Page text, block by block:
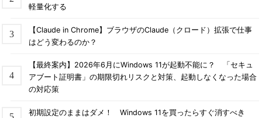
軽量化する
【Claude in Chrome】ブラウザのClaude（クロード）拡張で仕事
はどう変わるのか？
【最終案内】2026年6月にWindows 11が起動不能に？ 「セキュ
アブート証明書」の期限切れリスクと対策、起動しなくなった場合
の対応策
初期設定のままはダメ！ Windows 11を買ったらすぐ消すべき